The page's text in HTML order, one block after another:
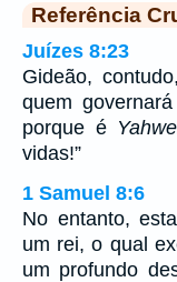
Referência
Juízes 8:23
Gideão,
quem
porque é
vidas!”
1 Samuel 8:6
No entanto,
um rei, o qual
um profundo